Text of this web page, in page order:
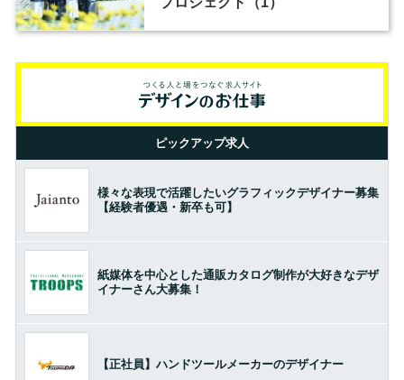
ピックアップ求人
様々な表現で活躍したいグラフィックデザイナー募集
【経験者優遇・新卒も可】
紙媒体を中心とした通販カタログ制作が大好きなデザ
イナーさん大募集！
【正社員】ハンドツールメーカーのデザイナー